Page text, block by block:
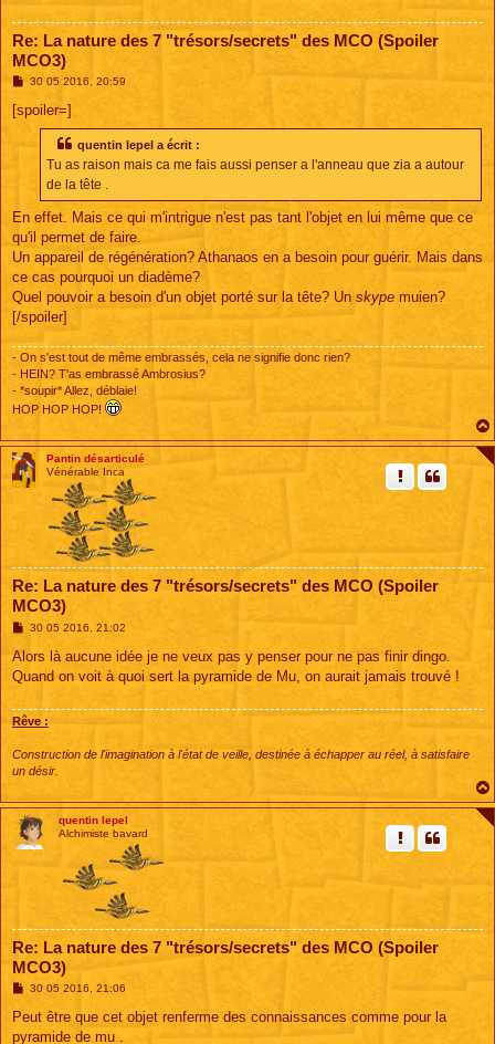
Re: La nature des 7 "trésors/secrets" des MCO (Spoiler
MCO3)
M
s
s
30 05 2016, 20:59
[spoiler=]
quentin lepel a écrit :
Tu as raison mais ca me fais aussi penser a l'anneau que zia a autour
de la tête .
En effet. Mais ce qui m'intrigue n'est pas tant l'objet en lui même que ce
qu'il permet de faire.
Un appareil de régénération? Athanaos en a besoin pour guérir. Mais dans
ce cas pourquoi un diadème?
Quel pouvoir a besoin d'un objet porté sur la tête? Un skype muien?
[/spoiler]
- On s'est tout de même embrassés, cela ne signifie donc rien?
- HEIN? T'as embrassé Ambrosius?
- *soupir* Allez, déblaie!
HOP HOP HOP!
Pantin désarticulé
Vénérable Inca
Re: La nature des 7 "trésors/secrets" des MCO (Spoiler
MCO3)
M
s
a
30 05 2016, 21:02
Alors là aucune idée je ne veux pas y penser pour ne pas finir dingo.
Quand on voit à quoi sert la pyramide de Mu, on aurait jamais trouvé !
Rêve :
Construction de l'imagination à l'état de veille, destinée à échapper au réel, à satisfaire
un désir.
quentin lepel
Alchimiste bavard
Re: La nature des 7 "trésors/secrets" des MCO (Spoiler
MCO3)
M
s
a
30 05 2016, 21:06
Peut être que cet objet renferme des connaissances comme pour la
pyramide de mu .